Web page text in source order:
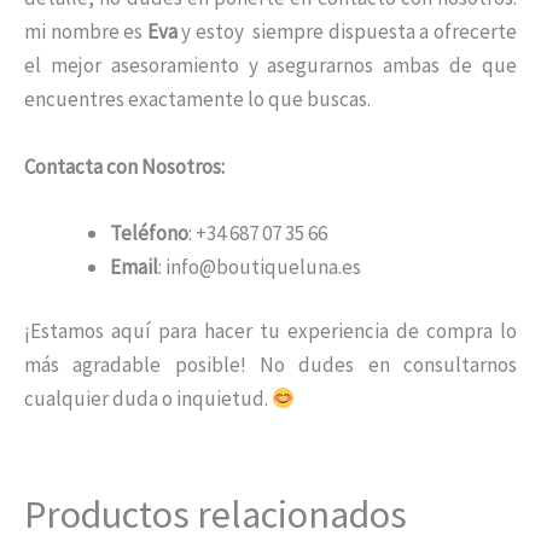
mi nombre es Evay estoy siempre dispuesta a ofrecerte
el mejor asesoramiento y asegurarnos ambas de que
encuentres exactamente lo que buscas.
Contacta con Nosotros:
Teléfono: +34 687 07 35 66
Email: info@boutiqueluna.es
¡Estamos aquí para hacer tu experiencia de compra lo
más agradable posible! No dudes en consultarnos
cualquier duda o inquietud.
Productos relacionados